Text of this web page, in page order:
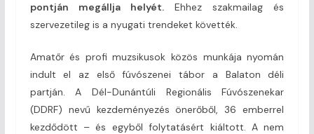
pontján megállja helyét. Ehhez szakmailag és
szervezetileg is a nyugati trendeket követték.
Amatőr és profi muzsikusok közös munkája nyomán
indult el az első fúvószenei tábor a Balaton déli
partján. A Dél-Dunántúli Regionális Fúvószenekar
(DDRF) nevű kezdeményezés önerőből, 36 emberrel
kezdődött – és egyből folytatásért kiáltott. A nem